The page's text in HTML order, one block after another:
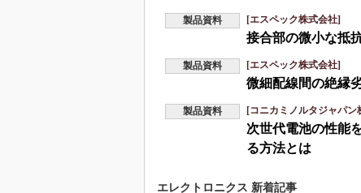
製品資料 [エスペック株式会社]
接合部の微小な抵
製品資料 [エスペック株式会社]
微細配線間の絶縁
製品資料 [コニカミノルタジャパン
次世代電池の性能
る方法とは
エレクトロニクス 新着記事